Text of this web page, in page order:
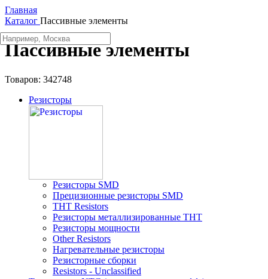
Главная
Каталог Пассивные элементы
Пассивные элементы
Товаров: 342748
Резисторы
Резисторы SMD
Прецизионные резисторы SMD
THT Resistors
Резисторы металлизированные THT
Резисторы мощности
Other Resistors
Нагревательные резисторы
Резисторные сборки
Resistors - Unclassified